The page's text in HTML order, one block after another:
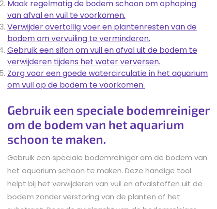
Maak regelmatig de bodem schoon om ophoping
van afval en vuil te voorkomen.
Verwijder overtollig voer en plantenresten van de
bodem om vervuiling te verminderen.
Gebruik een sifon om vuil en afval uit de bodem te
verwijderen tijdens het water verversen.
Zorg voor een goede watercirculatie in het aquarium
om vuil op de bodem te voorkomen.
Gebruik een speciale bodemreiniger
om de bodem van het aquarium
schoon te maken.
Gebruik een speciale bodemreiniger om de bodem van
het aquarium schoon te maken. Deze handige tool
helpt bij het verwijderen van vuil en afvalstoffen uit de
bodem zonder verstoring van de planten of het